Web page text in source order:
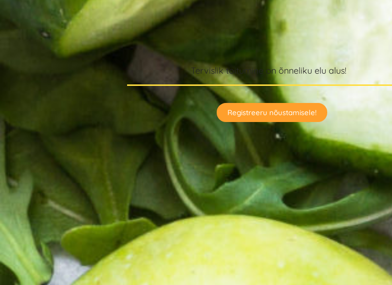
Tervislik toitumine on õnneliku elu alus!
Registreeru nõustamisele!